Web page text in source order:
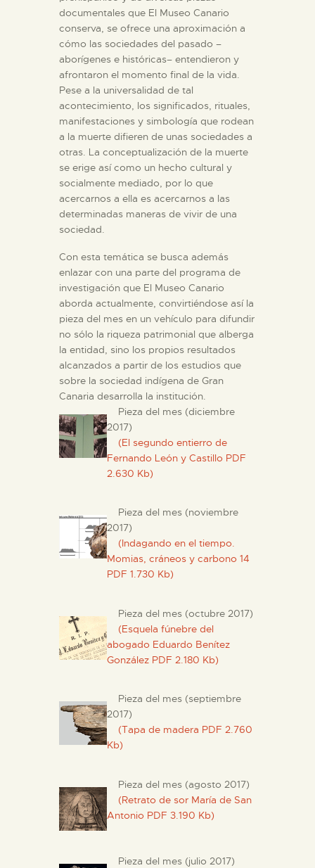
ESPAÑOL
PREPARAR LA VISITA
ACTIVIDADES
█
EL MUSEO
COLECCIONES
DIDÁCTICA
ESPAÑOL
documentales que El Museo Canario
conserva, se ofrece una aproximación a
cómo las sociedades del pasado –
aborígenes e históricas– entendieron y
afrontaron el momento final de la vida.
Pese a la universalidad de tal
acontecimiento, los significados, rituales,
manifestaciones y simbología que rodean
a la muerte difieren de unas sociedades a
otras. La conceptualización de la muerte
se erige así como un hecho cultural y
socialmente mediado, por lo que
acercarnos a ella es acercarnos a las
determinadas maneras de vivir de una
sociedad.
Con esta temática se busca además
enlazar con una parte del programa de
investigación que El Museo Canario
aborda actualmente, convirtiéndose así la
pieza del mes en un vehículo para difundir
no sólo la riqueza patrimonial que alberga
la entidad, sino los propios resultados
alcanzados a partir de los estudios que
sobre la sociedad indígena de Gran
Canaria desarrolla la institución.
Pieza del mes (diciembre
2017)
(El segundo entierro de
Fernando León y Castillo PDF
2.630 Kb)
Pieza del mes (noviembre
2017)
(Indagando en el tiempo.
Momias, cráneos y carbono 14
PDF 1.730 Kb)
Pieza del mes (octubre 2017)
(Esquela fúnebre del
abogado Eduardo Benítez
González PDF 2.180 Kb)
Pieza del mes (septiembre
2017)
(Tapa de madera PDF 2.760
Kb)
Pieza del mes (agosto 2017)
(Retrato de sor María de San
Antonio PDF 3.190 Kb)
Pieza del mes (julio 2017)